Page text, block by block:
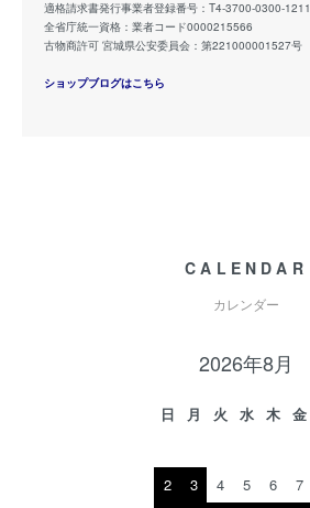
適格請求書発行事業者登録番号：T4-3700-0300-1211
全省庁統一資格：業者コード0000215566
古物商許可 宮城県公安委員会：第221000001527号
ショップブログはこちら
CALENDAR
カレンダー
2026年8月
日 月 火 水 木 金
2
3 4 5 6 7